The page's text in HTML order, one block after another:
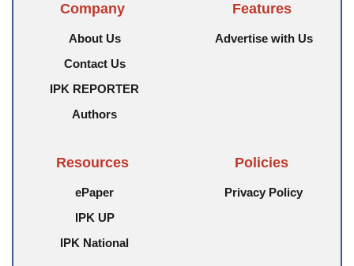
Company
About Us
Contact Us
IPK REPORTER
Authors
Features
Advertise with Us
Resources
ePaper
IPK UP
IPK National
Policies
Privacy Policy